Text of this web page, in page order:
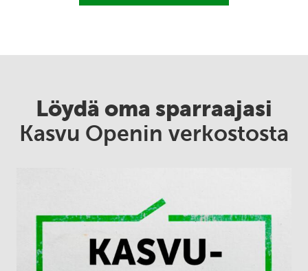
Löydä oma sparraajasi
Kasvu Openin verkostosta